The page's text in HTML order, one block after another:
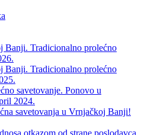
Banji. Tradicionalno prolećno
Banji. Tradicionalno prolećno
savetovanje. Ponovo u
2024.
savetovanja u Vrnjačkoj Banji!
otkazom od strane poslodavca